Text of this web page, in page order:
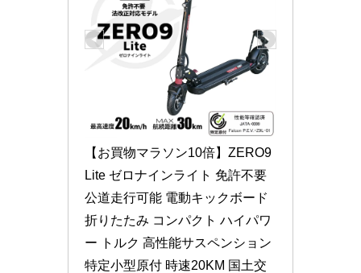
【お買物マラソン10倍】ZERO9
Lite ゼロナインライト 免許不要
公道走行可能 電動キックボード
折りたたみ コンパクト ハイパワ
ー トルク 高性能サスペンション
特定小型原付 時速20KM 国土交